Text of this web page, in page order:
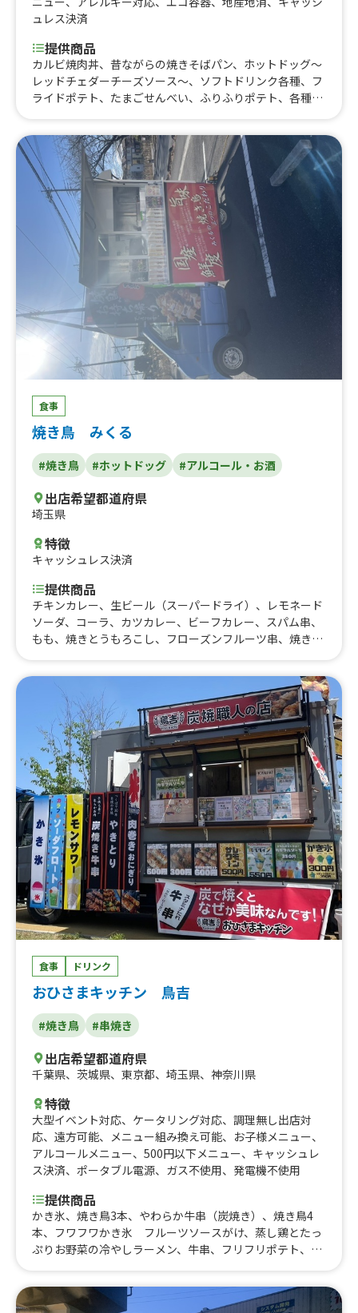
ュレス決済
提供商品
カルビ焼肉丼、昔ながらの焼きそばパン、ホットドッグ〜
レッドチェダーチーズソース〜、ソフトドリンク各種、フ
ライドポテト、たまごせんべい、ふりふりポテト、各種ア
りハーブフランク、みたらし団子、肉巻きおにぎり、にん
にく醤油から揚げ、霜降り牛串、大阪名物 揚げたこ焼
き、ロングポテト
食事
焼き鳥 みくる
#焼き鳥 #ホットドッグ #アルコール・お酒
出店希望都道府県
埼玉県
特徴
キャッシュレス決済
提供商品
チキンカレー、生ビール（スーパードライ）、レモネード
ソーダ、コーラ、カツカレー、ビーフカレー、スパム串、
もも、焼きとうもろこし、フローズンフルーツ串、焼き鳥
スカフェオレ、焼き鳥丼、豚丼、ももネギ間、ももニンニ
ク、ヤゲンナンコツ、つくね、ぼんじり、かわ、豚かし
ら、豚タン、豚バラ、豚はらみ、ハート、レバー、レモネ
ードソーダ、ミックスジュース、ホットドック、チーズド
ック、みくるのチリドック
食事 ドリンク
おひさまキッチン 鳥吉
#焼き鳥 #串焼き
出店希望都道府県
千葉県、 茨城県、 東京都、 埼玉県、 神奈川県
特徴
大型イベント対応、 ケータリング対応、 調理無し出店対
応、 遠方可能、 メニュー組み換え可能、 お子様メニュー、
アルコールメニュー、 500円以下メニュー、 キャッシュレ
ス決済、 ポータブル電源、 ガス不使用、 発電機不使用
提供商品
かき氷、焼き鳥3本、やわらか牛串（炭焼き）、焼き鳥4
本、フワフワかき氷 フルーツソースがけ、蒸し鶏とたっ
ぷりお野菜の冷やしラーメン、牛串、フリフリポテト、レ
きおにぎり、焼き鳥5本